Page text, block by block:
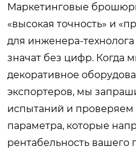
Маркетинговые
«высокая точность» и
для инженера-
значат без цифр. Когда
декоративное
экспортеров, мы
испытаний и
параметра, которые
рентабельность вашего